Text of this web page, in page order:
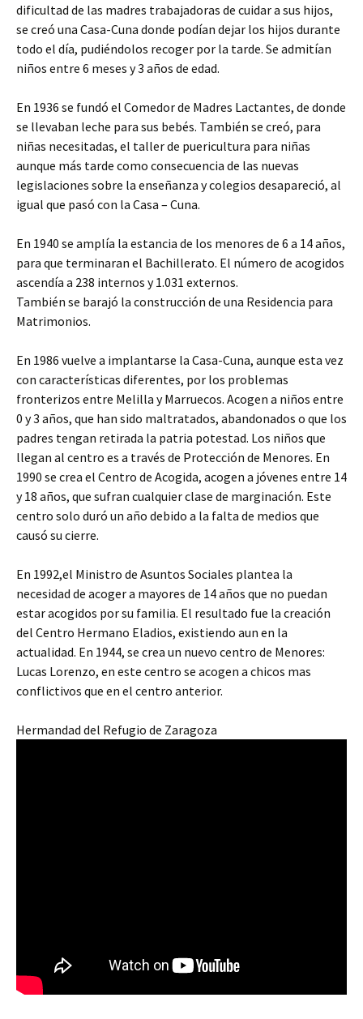
dificultad de las madres trabajadoras de cuidar a sus hijos,
se creó una Casa-Cuna donde podían dejar los hijos durante
todo el día, pudiéndolos recoger por la tarde. Se admitían
niños entre 6 meses y 3 años de edad.
En 1936 se fundó el Comedor de Madres Lactantes, de donde
se llevaban leche para sus bebés. También se creó, para
niñas necesitadas, el taller de puericultura para niñas
aunque más tarde como consecuencia de las nuevas
legislaciones sobre la enseñanza y colegios desapareció, al
igual que pasó con la Casa – Cuna.
En 1940 se amplía la estancia de los menores de 6 a 14 años,
para que terminaran el Bachillerato. El número de acogidos
ascendía a 238 internos y 1.031 externos.
También se barajó la construcción de una Residencia para
Matrimonios.
En 1986 vuelve a implantarse la Casa-Cuna, aunque esta vez
con características diferentes, por los problemas
fronterizos entre Melilla y Marruecos. Acogen a niños entre
0 y 3 años, que han sido maltratados, abandonados o que los
padres tengan retirada la patria potestad. Los niños que
llegan al centro es a través de Protección de Menores. En
1990 se crea el Centro de Acogida, acogen a jóvenes entre 14
y 18 años, que sufran cualquier clase de marginación. Este
centro solo duró un año debido a la falta de medios que
causó su cierre.
En 1992,el Ministro de Asuntos Sociales plantea la
necesidad de acoger a mayores de 14 años que no puedan
estar acogidos por su familia. El resultado fue la creación
del Centro Hermano Eladios, existiendo aun en la
actualidad. En 1944, se crea un nuevo centro de Menores:
Lucas Lorenzo, en este centro se acogen a chicos mas
conflictivos que en el centro anterior.
Hermandad del Refugio de Zaragoza